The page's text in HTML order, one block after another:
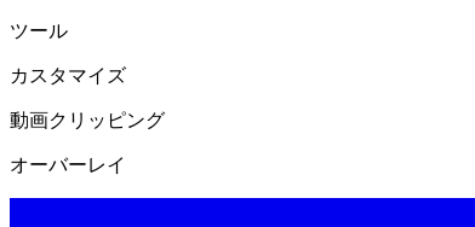
ツール
カスタマイズ
動画クリッピング
オーバーレイ